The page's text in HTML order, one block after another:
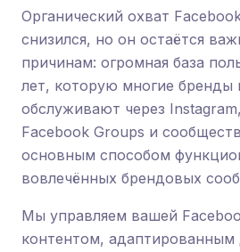
Органический охват
снизился, но он остаётся
причинам: огромная база
лет, которую многие бренды
обслуживают через
Facebook Groups и
основным способом
вовлечённых брендовых
Мы управляем вашей
контентом, адаптированным